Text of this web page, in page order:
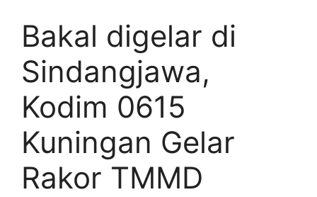
Bakal digelar di
Sindangjawa,
Kodim 0615
Kuningan Gelar
Rakor TMMD